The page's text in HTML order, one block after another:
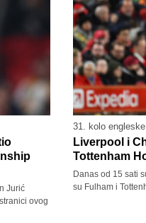
Jurić
ovog
31. kolo
Liverpool i
Tottenham
Danas od 15 sati
su Fulham i